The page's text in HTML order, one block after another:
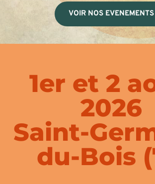
VOIR NOS EVENEMENTS
1er et 2
2026
Saint-
du-Bois